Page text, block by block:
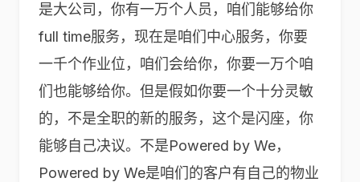
是大公司，你有一万个人员，咱们能够给你
full time服务，现在是咱们中心服务，你要
一千个作业位，咱们会给你，你要一万个咱
们也能够给你。但是假如你要一个十分灵敏
的，不是全职的新的服务，这个是闪座，你
能够自己决议。不是Powered by We，
Powered by We是咱们的客户有自己的物业